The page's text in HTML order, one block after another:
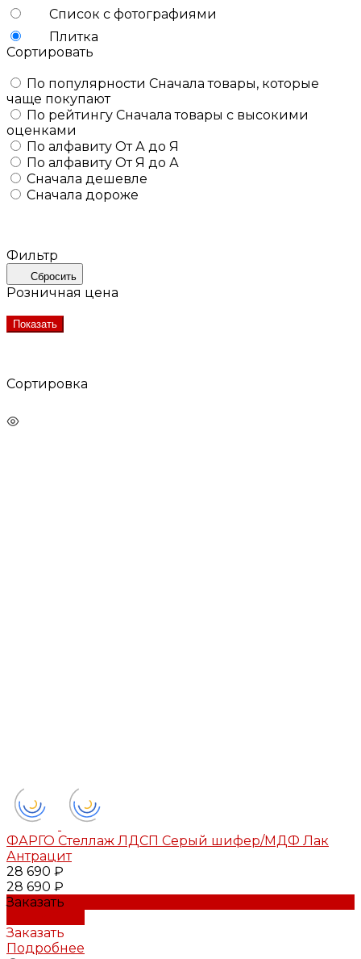
Список с фотографиями
Плитка
Сортировать
По популярности Сначала товары, которые
чаще покупают
По рейтингу Сначала товары с высокими
оценками
По алфавиту От А до Я
По алфавиту От Я до А
Сначала дешевле
Сначала дороже
Фильтр
Сбросить
Розничная цена
Показать
Сортировка
ФАРГО Стеллаж ЛДСП Серый шифер/МДФ Лак
Антрацит
28 690 ₽
28 690 ₽
Заказать
Заказать
Подробнее